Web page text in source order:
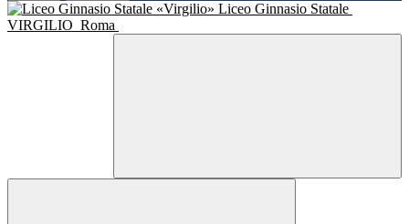
Liceo Ginnasio Statale
VIRGILIO Roma